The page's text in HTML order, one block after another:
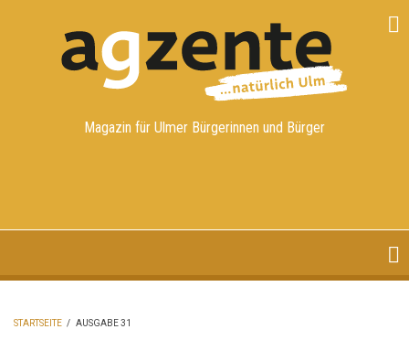
Magazin für Ulmer Bürgerinnen und Bürger
STARTSEITE / AUSGABE 31